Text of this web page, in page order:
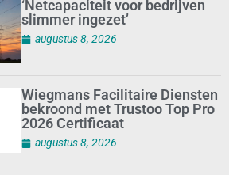
‘Netcapaciteit voor bedrijven
slimmer ingezet’
augustus 8, 2026
Wiegmans Facilitaire Diensten
bekroond met Trustoo Top Pro
2026 Certificaat
augustus 8, 2026